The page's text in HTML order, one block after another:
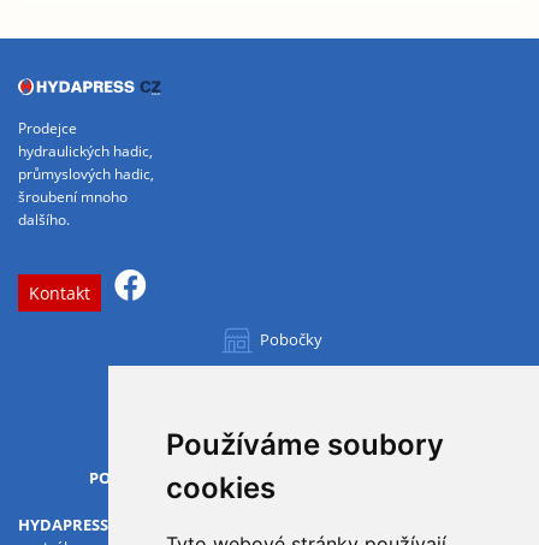
Používáme soubory
cookies
Prodejce
hydraulických hadic,
průmyslových hadic,
šroubení mnoho
dalšího.
Kontakt
Pobočky
OTVÍRACÍ DOBA
PO-PÁ
HYDAPRESS CZ s.r.o.